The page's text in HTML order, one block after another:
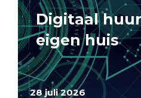
28 juli 2026
Digitaal
eigen huis